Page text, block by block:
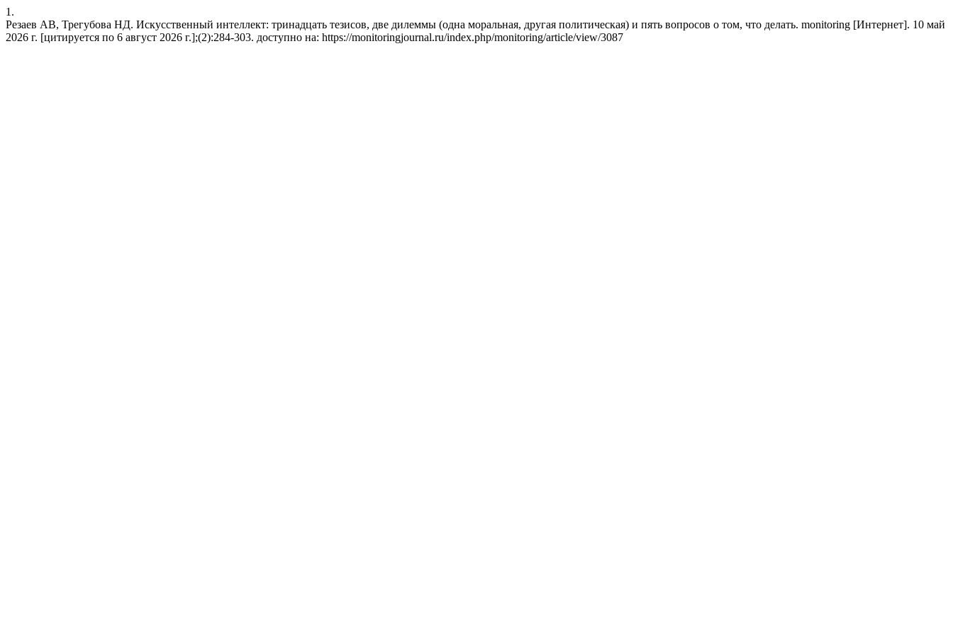
1.
Резаев АВ, Трегубова НД. Искусственный интеллект: тринадцать тезисов, две дилеммы (одна моральная, другая политическая) и пять вопросов о том, что делать. monitoring [Интернет]. 10 май
2026 г. [цитируется по 6 август 2026 г.];(2):284-303. доступно на: https://monitoringjournal.ru/index.php/monitoring/article/view/3087